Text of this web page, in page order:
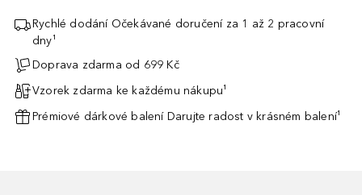
Rychlé dodání Očekávané doručení za 1 až 2 pracovní
dny¹
Doprava zdarma od 699 Kč
Vzorek zdarma ke každému nákupu¹
Prémiové dárkové balení Darujte radost v krásném balení¹